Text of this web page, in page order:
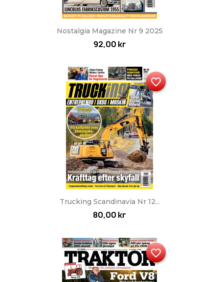
Nostalgia Magazine Nr 9 2025
92,00 kr
Trucking Scandinavia Nr 12...
80,00 kr
favorite_border
favorite_border